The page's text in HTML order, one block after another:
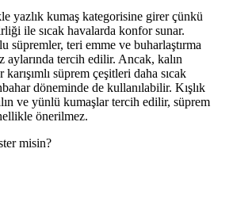
yazlık kumaş kategorisine girer çünkü
ile sıcak havalarda konfor sunar.
süpremler, teri emme ve buharlaştırma
aylarında tercih edilir. Ancak, kalın
süprem çeşitleri daha sıcak
döneminde de kullanılabilir. Kışlık
ve yünlü kumaşlar tercih edilir, süprem
önerilmez.
misin?